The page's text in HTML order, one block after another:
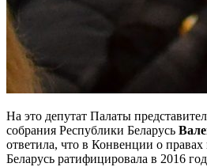
На это депутат Палаты
собрания Республики Беларусь
ответила, что в Конвенции о
Беларусь ратифицировала в 2016